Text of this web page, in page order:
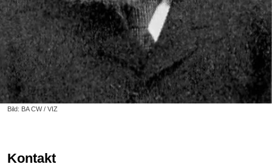
Bild: BA CW / VIZ
Kontakt